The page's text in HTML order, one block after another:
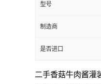
型号
制造商
是否进口
二手香菇牛肉酱灌